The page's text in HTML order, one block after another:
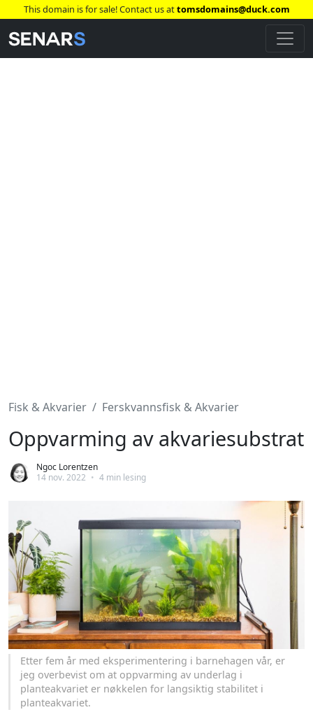
This domain is for sale! Contact us attomsdomains@duck.com
Fisk & Akvarier Ferskvannsfisk & Akvarier
Oppvarming av akvariesubstrat
Ngoc Lorentzen
14 nov. 2022 • 4 min lesing
Etter fem år med eksperimentering i barnehagen vår, er
jeg overbevist om at oppvarming av underlag i
planteakvariet er nøkkelen for langsiktig stabilitet i
planteakvariet.